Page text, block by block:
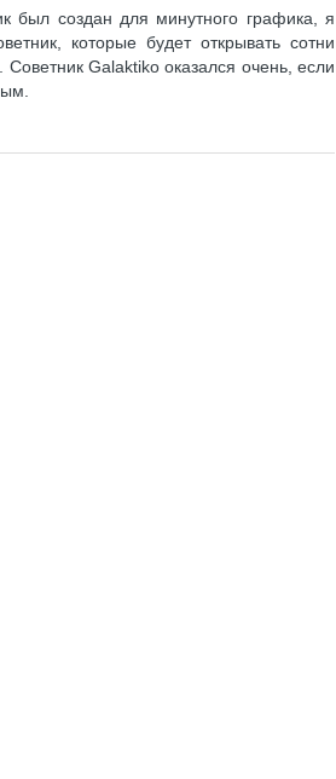
был создан для минутного графика, я
которые будет открывать сотни
Советник Galaktiko оказался очень, если